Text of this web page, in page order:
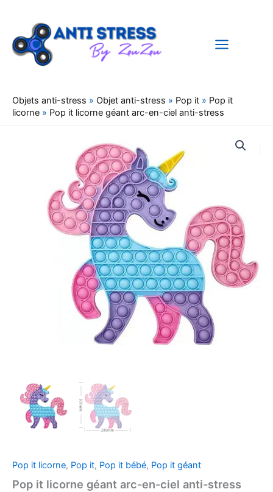
contenu
Objets anti-stress » Objet anti-stress » Pop it » Pop it
licorne » Pop it licorne géant arc-en-ciel anti-stress
Pop it licorne, Pop it, Pop it bébé, Pop it géant
Pop it licorne géant arc-en-ciel anti-stress